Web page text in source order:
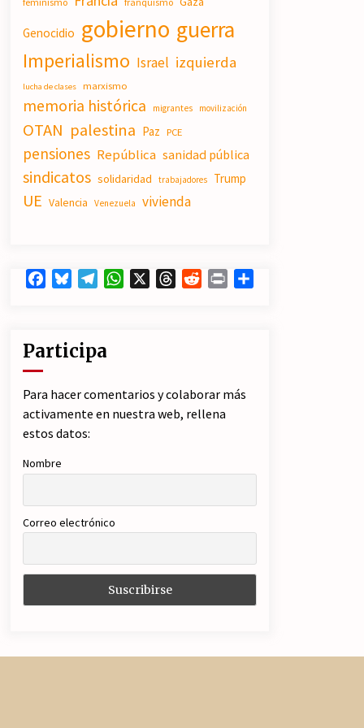
20/07/2026
ciudadanía no se queda en casa.
19/07/2026
Actos en Valencia y Alicante contra
Palestina.
16/07/2026
Genocidio gobierno guerra
Imperialismo Israel izquierda
lucha de clases marxismo
memoria histórica migrantes movilización
OTAN palestina Paz PCE
pensiones República sanidad pública
sindicatos solidaridad trabajadores Trump
UE Valencia Venezuela vivienda
FacebookBlueskyTelegramWhatsApp ThreadsReddit Print
Participa
Para hacer comentarios y colaborar más
activamente en nuestra web, rellena
estos datos:
Nombre
Correo electrónico